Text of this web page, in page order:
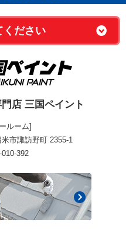
先頭へ戻る
店 三国ペイント
ルーム]
市諏訪野町 2355-1
392